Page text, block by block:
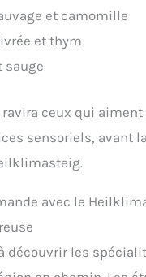
et camomille
et thym
sauge
ceux qui
sensoriels, avant
avec le
découvrir les